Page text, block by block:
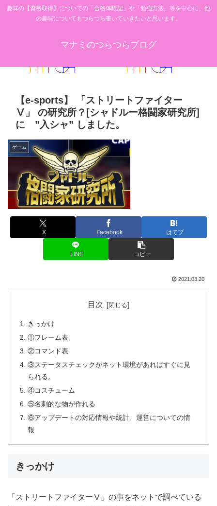
趣味の【資格取得】についての「合格体験記」や「勉強方法」等を中心に、他
の趣味についてもつらつら書いていきたいと思います。
マナミのつらつらブログ
【e-sports】 「ストリートファイター
Ⅴ」 の研究所？[シャドルー格闘家研究所]
に ”入シャ” しました。
ゲーム
X Facebook はてブ
LINE コピー
2021.03.20
目次
きっかけ
①フレーム表
②コマンド表
③ステータスチェックがネット環境があればすぐに見
られる。
④コスチューム
⑤名刺的な物が作れる
⑥アップデートの対応情報や統計、運営についての情
報
きっかけ
「ストリートファイターⅤ」の事をネットで調べている